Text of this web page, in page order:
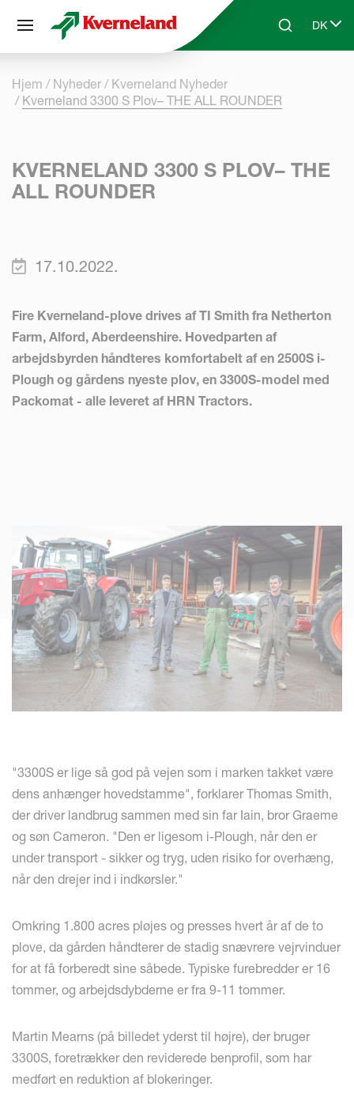
Skip to main contentSearchDK
Select
Hjem Nyheder
Kverneland Nyheder
Kverneland 3300 S Plov– THE ALL ROUNDER
KVERNELAND 3300 S PLOV– THE
ALL ROUNDER
17.10.2022.
Fire Kverneland-plove drives af TI Smith fra Netherton
Farm, Alford, Aberdeenshire. Hovedparten af
arbejdsbyrden håndteres komfortabelt af en 2500S i-
Plough og gårdens nyeste plov, en 3300S-model med
Packomat - alle leveret af HRN Tractors.
"3300S er lige så god på vejen som i marken takket være
dens anhænger hovedstamme", forklarer Thomas Smith,
der driver landbrug sammen med sin far Iain, bror Graeme
og søn Cameron. "Den er ligesom i-Plough, når den er
under transport - sikker og tryg, uden risiko for overhæng,
når den drejer ind i indkørsler."
Omkring 1.800 acres pløjes og presses hvert år af de to
plove, da gården håndterer de stadig snævrere vejrvinduer
for at få forberedt sine såbede. Typiske furebredder er 16
tommer, og arbejdsdybderne er fra 9-11 tommer.
Martin Mearns (på billedet yderst til højre), der bruger
3300S, foretrækker den reviderede benprofil, som har
medført en reduktion af blokeringer.
CCookie-styringspanel